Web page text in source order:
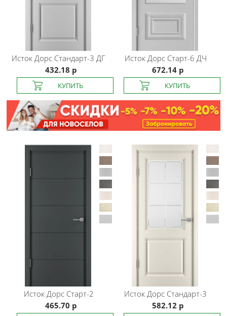
Исток Дорс Стандарт-3 ДГ
432.18 р
Исток ДорсСтарт-6 ДЧ
672.14 р
Исток ДорсСтарт-2
465.70 р
Исток Дорс Стандарт-3
582.12 р